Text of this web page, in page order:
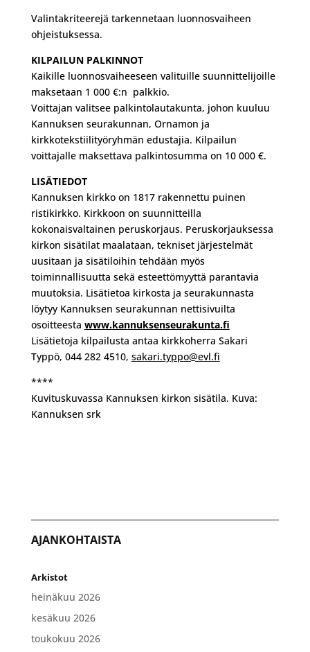
Valintakriteerejä tarkennetaan luonnosvaiheen
ohjeistuksessa.
KILPAILUN PALKINNOT
Kaikille luonnosvaiheeseen valituille suunnittelijoille
maksetaan 1 000 €:n palkkio.
Voittajan valitsee palkintolautakunta, johon kuuluu
Kannuksen seurakunnan, Ornamon ja
kirkkotekstiilityöryhmän edustajia. Kilpailun
voittajalle maksettava palkintosumma on 10 000 €.
LISÄTIEDOT
Kannuksen kirkko on 1817 rakennettu puinen
ristikirkko. Kirkkoon on suunnitteilla
kokonaisvaltainen peruskorjaus. Peruskorjauksessa
kirkon sisätilat maalataan, tekniset järjestelmät
uusitaan ja sisätiloihin tehdään myös
toiminnallisuutta sekä esteettömyyttä parantavia
muutoksia. Lisätietoa kirkosta ja seurakunnasta
löytyy Kannuksen seurakunnan nettisivuilta
osoitteesta www.kannuksenseurakunta.fi
Lisätietoja kilpailusta antaa kirkkoherra Sakari
Typpö, 044 282 4510, sakari.typpo@evl.fi
****
Kuvituskuvassa Kannuksen kirkon sisätila. Kuva:
Kannuksen srk
AJANKOHTAISTA
Arkistot
heinäkuu 2026
kesäkuu 2026
toukokuu 2026